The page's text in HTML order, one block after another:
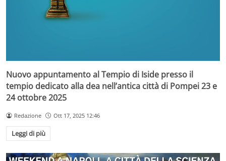
Nuovo appuntamento al Tempio di Iside presso il
tempio dedicato alla dea nell’antica città di Pompei 23 e
24 ottobre 2025
Redazione Ott 17, 2025 12:46
Leggi di più